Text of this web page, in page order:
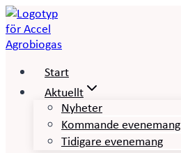
Skip
to
content
Start
Aktuellt
Nyheter
Kommande evenemang
Tidigare evenemang